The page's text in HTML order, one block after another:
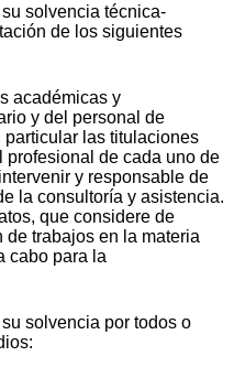
solvencia técnica-
de los siguientes
académicas y
y del personal de
las titulaciones
de cada uno de
y responsable de
la consultoría y asistencia.
que considere de
trabajos en la materia
cabo para la
solvencia por todos o